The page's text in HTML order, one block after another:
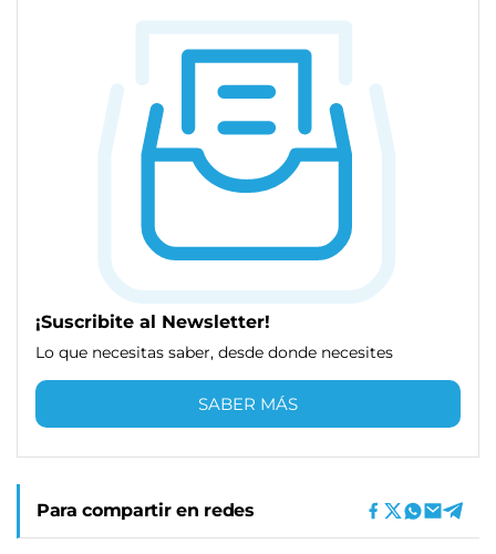
¡Suscribite al Newsletter!
Lo que necesitas saber, desde donde necesites
SABER MÁS
Para compartir en redes